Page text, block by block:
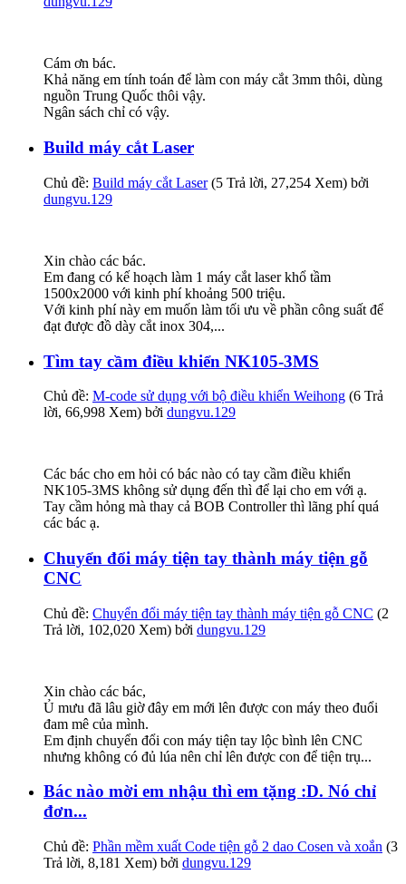
Cám ơn bác.
Khả năng em tính toán để làm con máy cắt 3mm thôi, dùng
nguồn Trung Quốc thôi vậy.
Ngân sách chỉ có vậy.
Build máy cắt Laser
Chủ đề: Build máy cắt Laser(5 Trả lời, 27,254 Xem) bởi
dungvu.129
Xin chào các bác.
Em đang có kế hoạch làm 1 máy cắt laser khổ tầm
1500x2000 với kinh phí khoảng 500 triệu.
Với kinh phí này em muốn làm tối ưu về phần công suất để
đạt được đồ dày cắt inox 304,...
Tìm tay cầm điều khiển NK105-3MS
Chủ đề: M-code sử dụng với bộ điều khiển Weihong (6 Trả
lời, 66,998 Xem) bởi dungvu.129
Các bác cho em hỏi có bác nào có tay cầm điều khiển
NK105-3MS không sử dụng đến thì để lại cho em với ạ.
Tay cầm hỏng mà thay cả BOB Controller thì lãng phí quá
các bác ạ.
Chuyển đổi máy tiện tay thành máy tiện gỗ
CNC
Chủ đề: Chuyển đổi máy tiện tay thành máy tiện gỗ CNC (2
Trả lời, 102,020 Xem) bởi dungvu.129
Xin chào các bác,
Ủ mưu đã lâu giờ đây em mới lên được con máy theo đuổi
đam mê của mình.
Em định chuyển đổi con máy tiện tay lộc bình lên CNC
nhưng không có đủ lúa nên chỉ lên được con để tiện trụ...
Bác nào mời em nhậu thì em tặng :D. Nó chỉ
đơn...
Chủ đề: Phần mềm xuất Code tiện gỗ 2 dao Cosen và xoắn (3
Trả lời, 8,181 Xem) bởi dungvu.129